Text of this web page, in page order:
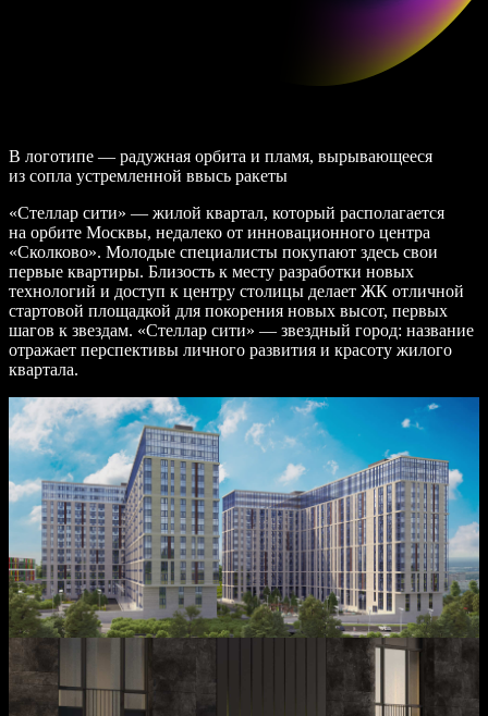
В логотипе — радужная орбита и пламя, вырывающееся
из сопла устремленной ввысь ракеты
«Стеллар сити» — жилой квартал, который располагается
на орбите Москвы, недалеко от инновационного центра
«Сколково». Молодые специалисты покупают здесь свои
первые квартиры. Близость к месту разработки новых
технологий и доступ к центру столицы делает ЖК отличной
стартовой площадкой для покорения новых высот, первых
шагов к звездам. «Стеллар сити» — звездный город: название
отражает перспективы личного развития и красоту жилого
квартала.